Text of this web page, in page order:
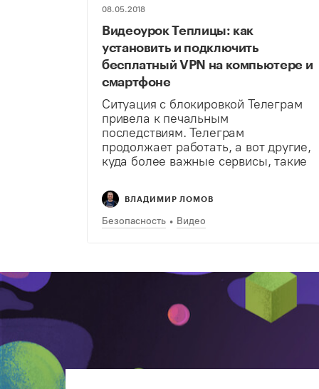
08.05.2018
Видеоурок Теплицы: как
установить и подключить
бесплатный VPN на компьютере и
смартфоне
Ситуация с блокировкой Телеграм
привела к печальным
последствиям. Телеграм
продолжает работать, а вот другие,
куда более важные сервисы, такие
Gmail, работают со сбоями или не
работают вовсе. В ситуации, когда
государство не замечает, что
происходит,…
ВЛАДИМИР ЛОМОВ
Безопасность Видео